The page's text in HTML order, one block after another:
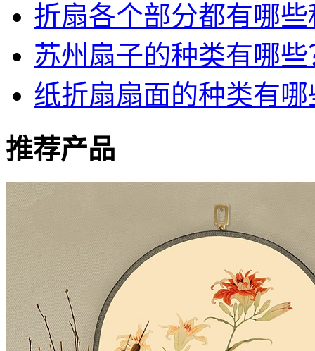
折扇各个部分都有哪
苏州扇子的种类有哪些
纸折扇扇面的种类有哪
推荐产品